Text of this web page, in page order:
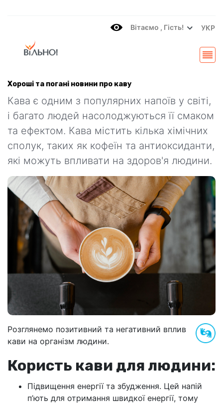
Вітаємo , Гість! УКР
Хороші та погані новини про каву
Кава є одним з популярних напоїв у світі,
і багато людей насолоджуються її смаком
та ефектом. Кава містить кілька хімічних
сполук, таких як кофеїн та антиоксиданти,
які можуть впливати на здоров'я людини.
Розглянемо позитивний та негативний вплив
кави на організм людини.
Користь кави для людини:
Підвищення енергії та збудження. Цей напій
п’ють для отримання швидкої енергії, тому